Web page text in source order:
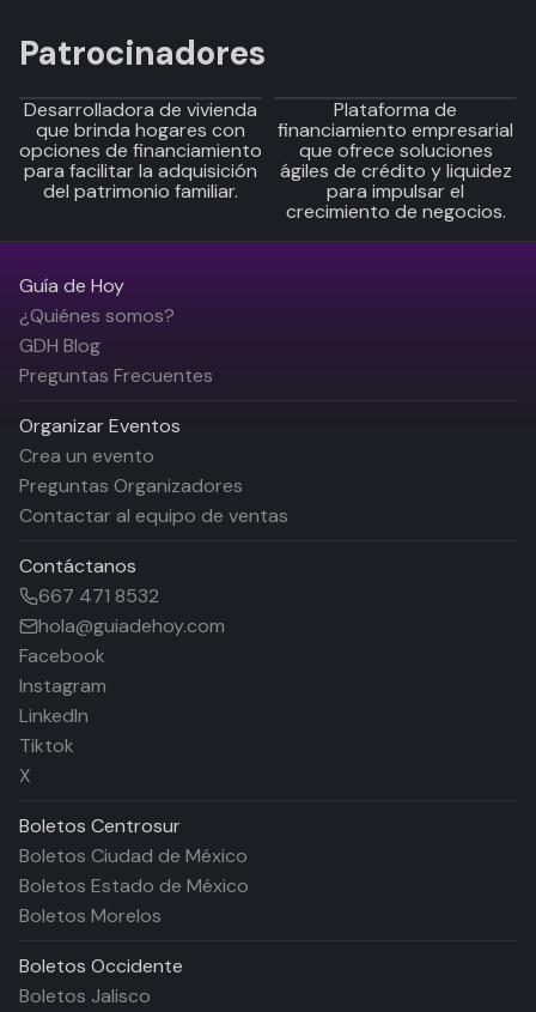
Patrocinadores
Desarrolladora de vivienda
que brinda hogares con
opciones de financiamiento
para facilitar la adquisición
del patrimonio familiar.
Plataforma de
financiamiento empresarial
que ofrece soluciones
ágiles de crédito y liquidez
para impulsar el
crecimiento de negocios.
Guía de Hoy
¿Quiénes somos?
GDH Blog
Preguntas Frecuentes
Organizar Eventos
Crea un evento
Preguntas Organizadores
Contactar al equipo de ventas
Contáctanos
667 471 8532
hola@guiadehoy.com
Facebook
Instagram
LinkedIn
Tiktok
X
Boletos Centrosur
Boletos Ciudad de México
Boletos Estado de México
Boletos Morelos
Boletos Occidente
Boletos Jalisco